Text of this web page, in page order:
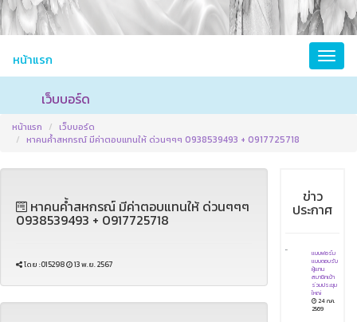
หน้าแรก
เว็บบอร์ด
หน้าแรก
เว็บบอร์ด
หาคนค้ำสหกรณ์ มีค่าตอบแทนให้ ด่วนๆๆๆ 0938539493 + 0917725718
หาคนค้ำสหกรณ์ มีค่าตอบแทนให้ ด่วนๆๆๆ
0938539493 + 0917725718
โดย :015298 13 พ.ย. 2567
ข่าว
ประกาศ
แบบฟอร์ม
แบบตอบรับ
ผู้แทน
สมาชิกเข้า
ร่วมประชุม
ใหญ่
24 ก.ค.
2569